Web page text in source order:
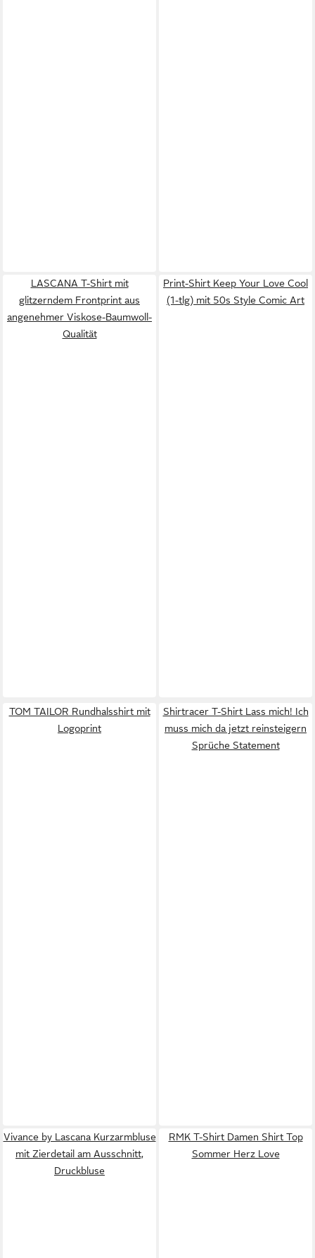
LASCANA T-Shirt mit
glitzerndem Frontprint aus
angenehmer Viskose-Baumwoll-
Qualität
Print-Shirt Keep Your Love Cool
(1-tlg) mit 50s Style Comic Art
TOM TAILOR Rundhalsshirt mit
Logoprint
Shirtracer T-Shirt Lass mich! Ich
muss mich da jetzt reinsteigern
Sprüche Statement
Vivance by Lascana Kurzarmbluse
mit Zierdetail am Ausschnitt,
Druckbluse
RMK T-Shirt Damen Shirt Top
Sommer Herz Love